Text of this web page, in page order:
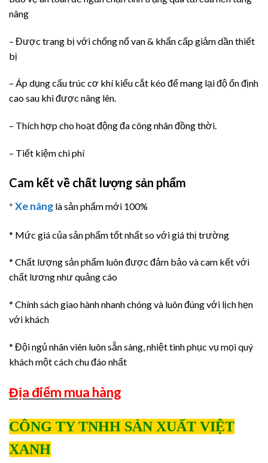
nâng
– Được trang bị với chống nổ van & khẩn cấp giảm dần thiết
bị
– Áp dụng cấu trúc cơ khí kiểu cắt kéo để mang lại độ ổn định
cao sau khi được nâng lên.
– Thích hợp cho hoạt động đa công nhân đồng thời.
– Tiết kiệm chi phí
Cam kết về chất lượng sản phẩm
* Xe nâng là sản phẩm mới 100%
* Mức giá của sản phẩm tốt nhất so với giá thị trường
* Chất lượng sản phẩm luôn được đảm bảo và cam kết với
chất lương như quảng cáo
* Chính sách giao hành nhanh chóng và luôn đúng với lịch hẹn
với khách
* Đội ngủ nhân viên luôn sẵn sàng, nhiệt tình phục vụ mọi quý
khách một cách chu đáo nhất
Địa điểm mua hàng
CÔNG TY TNHH SẢN XUẤT VIỆT
XANH